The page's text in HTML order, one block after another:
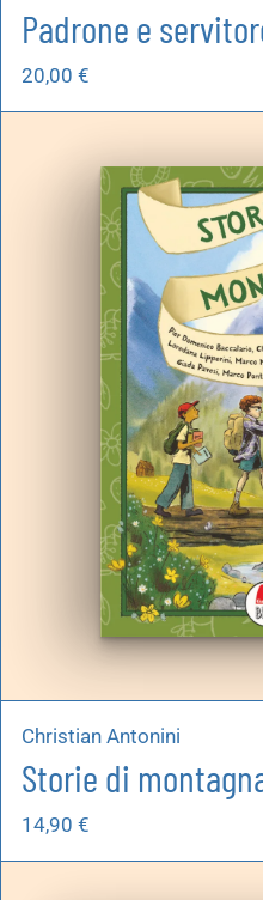
Padrone e
20,00 €
Christian Antonini
Storie di
14,90 €